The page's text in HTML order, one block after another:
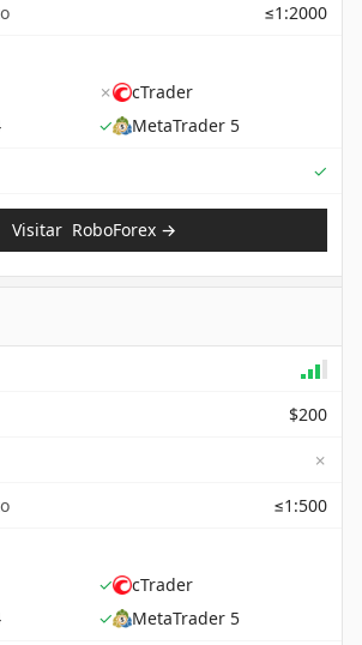
≤1:2000
✗
cTrader
✓
MetaTrader 5
✓
Visitar RoboForex→
$200
✗
≤1:500
✓
cTrader
✓
MetaTrader 5